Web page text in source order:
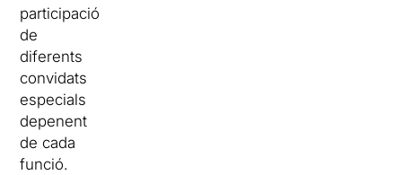
participació
de
diferents
convidats
especials
depenent
de cada
funció.